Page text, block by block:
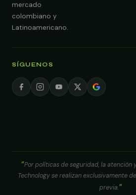
mercado
colombiano y
Latinoamericano.
SÍGUENOS
Por políticas de seguridad, la atención
Technology se realizan exclusivamente
previa.